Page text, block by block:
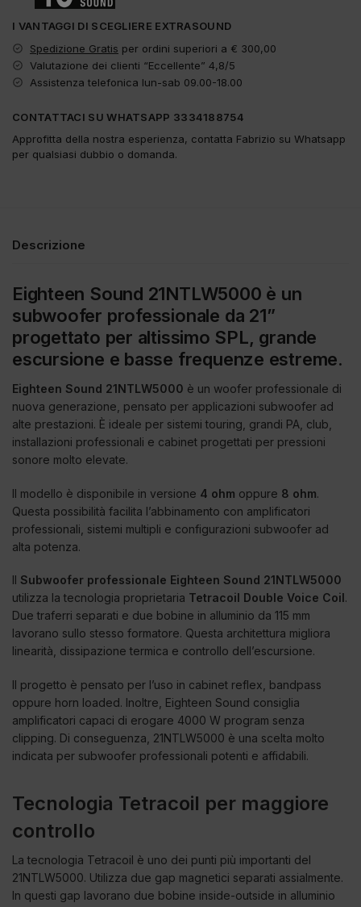
I VANTAGGI DI SCEGLIERE EXTRASOUND
Spedizione Gratis per ordini superiori a € 300,00
Valutazione dei clienti “Eccellente” 4,8/5
Assistenza telefonica lun-sab 09.00-18.00
CONTATTACI SU WHATSAPP 3334188754
Approfitta della nostra esperienza, contatta Fabrizio su Whatsapp
per qualsiasi dubbio o domanda.
Descrizione
Eighteen Sound 21NTLW5000 è un
subwoofer professionale da 21”
progettato per altissimo SPL, grande
escursione e basse frequenze estreme.
Eighteen Sound 21NTLW5000 è un woofer professionale di
nuova generazione, pensato per applicazioni subwoofer ad
alte prestazioni. È ideale per sistemi touring, grandi PA, club,
installazioni professionali e cabinet progettati per pressioni
sonore molto elevate.
Il modello è disponibile in versione 4 ohm oppure 8 ohm.
Questa possibilità facilita l’abbinamento con amplificatori
professionali, sistemi multipli e configurazioni subwoofer ad
alta potenza.
Il Subwoofer professionale Eighteen Sound 21NTLW5000
utilizza la tecnologia proprietaria Tetracoil Double Voice Coil.
Due traferri separati e due bobine in alluminio da 115 mm
lavorano sullo stesso formatore. Questa architettura migliora
linearità, dissipazione termica e controllo dell’escursione.
Il progetto è pensato per l’uso in cabinet reflex, bandpass
oppure horn loaded. Inoltre, Eighteen Sound consiglia
amplificatori capaci di erogare 4000 W program senza
clipping. Di conseguenza, 21NTLW5000 è una scelta molto
indicata per subwoofer professionali potenti e affidabili.
Tecnologia Tetracoil per maggiore
controllo
La tecnologia Tetracoil è uno dei punti più importanti del
21NTLW5000. Utilizza due gap magnetici separati assialmente.
In questi gap lavorano due bobine inside-outside in alluminio